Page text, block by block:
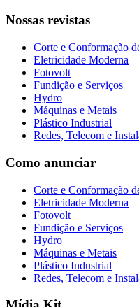
Nossas revistas
Corte e Conformação
Eletricidade Moderna
Fotovolt
Fundição e Serviços
Hydro
Máquinas e Metais
Plástico Industrial
Redes, Telecom e
Como anunciar
Corte e Conformação
Eletricidade Moderna
Fotovolt
Fundição e Serviços
Hydro
Máquinas e Metais
Plástico Industrial
Redes, Telecom e